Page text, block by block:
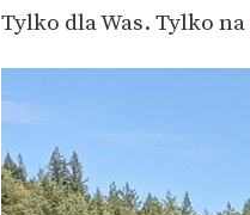
Tylko dla Was. Tylko na